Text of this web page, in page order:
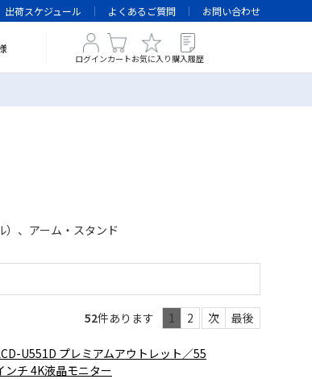
出荷スケジュール よくあるご質問 お問い合わせ
ログインカートお気に入り 購入履歴
）、アーム・スタンド
52件あります 1 2 次 最後
U551D プレミアムアウトレット／55
ンチ 4K液晶モニター